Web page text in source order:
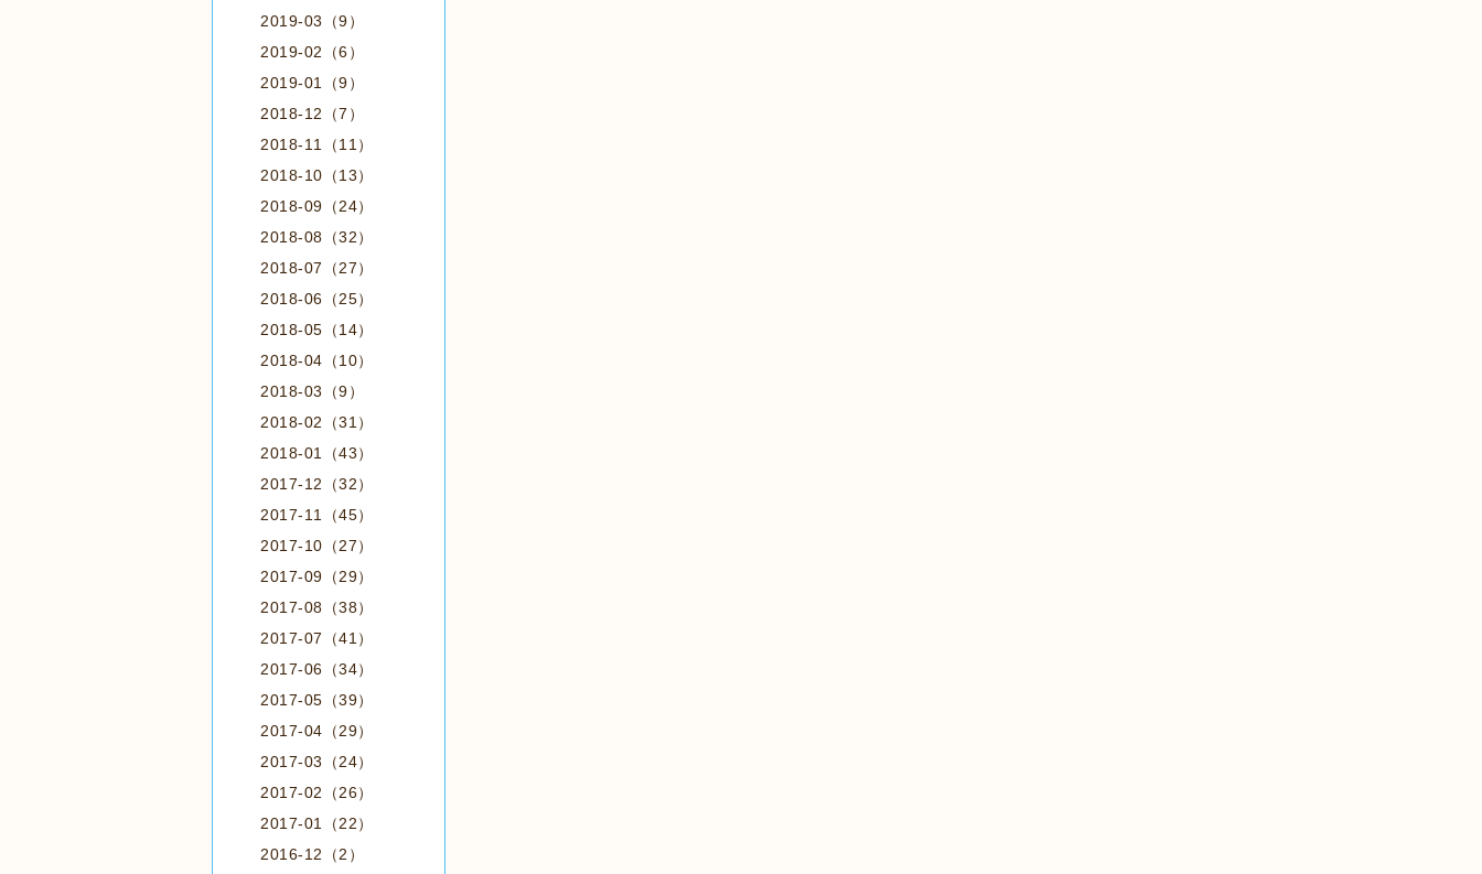
2019-03（9）
2019-02（6）
2019-01（9）
2018-12（7）
2018-11（11）
2018-10（13）
2018-09（24）
2018-08（32）
2018-07（27）
2018-06（25）
2018-05（14）
2018-04（10）
2018-03（9）
2018-02（31）
2018-01（43）
2017-12（32）
2017-11（45）
2017-10（27）
2017-09（29）
2017-08（38）
2017-07（41）
2017-06（34）
2017-05（39）
2017-04（29）
2017-03（24）
2017-02（26）
2017-01（22）
2016-12（2）